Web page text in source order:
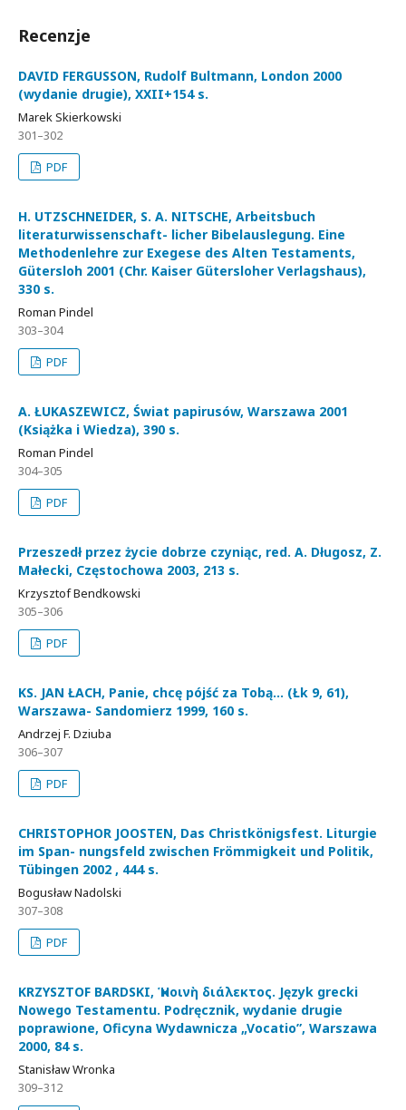
Recenzje
DAVID FERGUSSON, Rudolf Bultmann, London 2000
(wydanie drugie), XXII+154 s.
Marek Skierkowski
301–302
PDF
H. UTZSCHNEIDER, S. A. NITSCHE, Arbeitsbuch
literaturwissenschaft- licher Bibelauslegung. Eine
Methodenlehre zur Exegese des Alten Testaments,
Gütersloh 2001 (Chr. Kaiser Gütersloher Verlagshaus),
330 s.
Roman Pindel
303–304
PDF
A. ŁUKASZEWICZ, Świat papirusów, Warszawa 2001
(Książka i Wiedza), 390 s.
Roman Pindel
304–305
PDF
Przeszedł przez życie dobrze czyniąc, red. A. Długosz, Z.
Małecki, Częstochowa 2003, 213 s.
Krzysztof Bendkowski
305–306
PDF
KS. JAN ŁACH, Panie, chcę pójść za Tobą... (Łk 9, 61),
Warszawa- Sandomierz 1999, 160 s.
Andrzej F. Dziuba
306–307
PDF
CHRISTOPHOR JOOSTEN, Das Christkönigsfest. Liturgie
im Span- nungsfeld zwischen Frömmigkeit und Politik,
Tübingen 2002 , 444 s.
Bogusław Nadolski
307–308
PDF
KRZYSZTOF BARDSKI, Ἡ κοινὴ διάλεκτος. Język grecki
Nowego Testamentu. Podręcznik, wydanie drugie
poprawione, Oficyna Wydawnicza „Vocatio”, Warszawa
2000, 84 s.
Stanisław Wronka
309–312